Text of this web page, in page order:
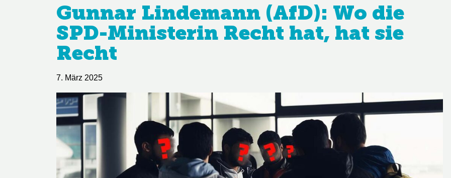
Gunnar Lindemann (AfD): Wo die
SPD-Ministerin Recht hat, hat sie
Recht
7. März 2025